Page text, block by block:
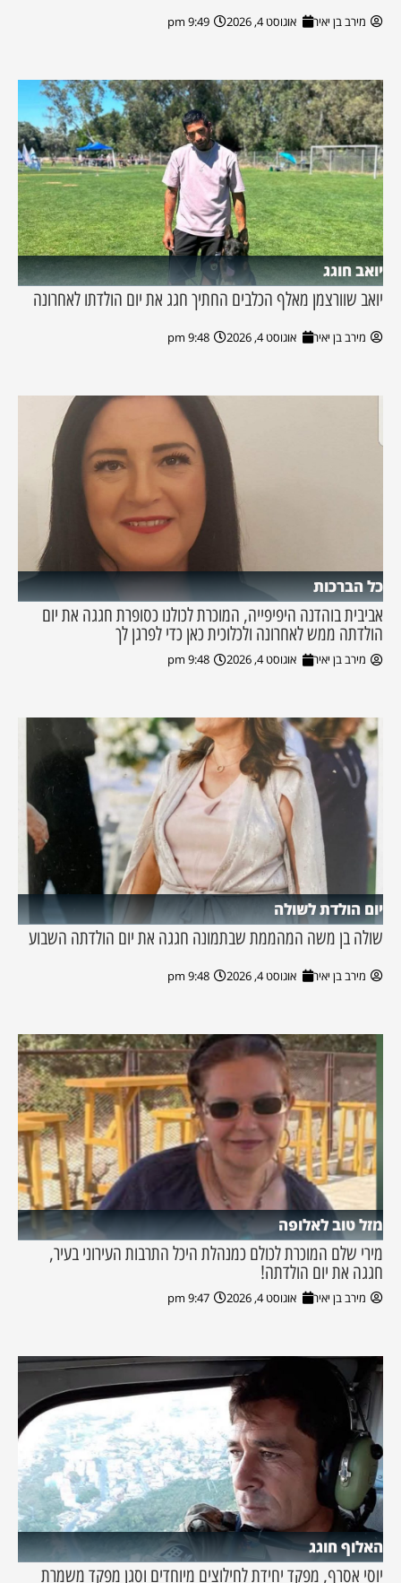
מירב בן יאיר אוגוסט 4, 2026 9:49 pm
יואב חוגג
יואב שוורצמן מאלף הכלבים החתיך חגג את יום הולדתו לאחרונה
מירב בן יאיר אוגוסט 4, 2026 9:48 pm
כל הברכות
אביבית בוהדנה היפיפייה, המוכרת לכולנו כסופרת חגגה את יום
הולדתה ממש לאחרונה ולכלוכית כאן כדי לפרגן לך
מירב בן יאיר אוגוסט 4, 2026 9:48 pm
יום הולדת לשולה
שולה בן משה המהממת שבתמונה חגגה את יום הולדתה השבוע
מירב בן יאיר אוגוסט 4, 2026 9:48 pm
מזל טוב לאלופה
מירי שלם המוכרת לכולם כמנהלת היכל התרבות העירוני בעיר,
חגגה את יום הולדתה!
מירב בן יאיר אוגוסט 4, 2026 9:47 pm
האלוף חוגג
יוסי אסרף, מפקד יחידת לחילוצים מיוחדים וסגן מפקד משמרת